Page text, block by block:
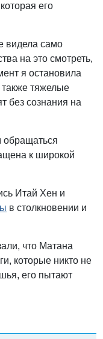
его
видела само
на это смотреть,
я остановила
также тяжелые
без сознания на
обращаться
к широкой
Итай Хен и
в столкновении и
что Матана
которые никто не
его пытают